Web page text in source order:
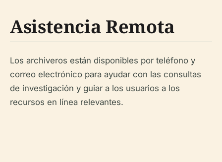
Asistencia Remota
Los archiveros están disponibles por teléfono y
correo electrónico para ayudar con las consultas
de investigación y guiar a los usuarios a los
recursos en línea relevantes.